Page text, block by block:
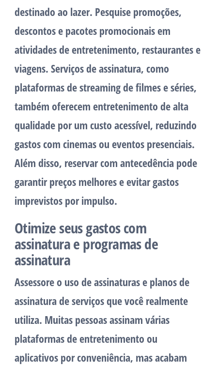
destinado ao lazer. Pesquise promoções,
descontos e pacotes promocionais em
atividades de entretenimento, restaurantes e
viagens. Serviços de assinatura, como
plataformas de streaming de filmes e séries,
também oferecem entretenimento de alta
qualidade por um custo acessível, reduzindo
gastos com cinemas ou eventos presenciais.
Além disso, reservar com antecedência pode
garantir preços melhores e evitar gastos
imprevistos por impulso.
Otimize seus gastos com
assinatura e programas de
assinatura
Assessore o uso de assinaturas e planos de
assinatura de serviços que você realmente
utiliza. Muitas pessoas assinam várias
plataformas de entretenimento ou
aplicativos por conveniência, mas acabam